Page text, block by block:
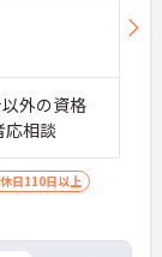
外の資格
相談
日110日以上